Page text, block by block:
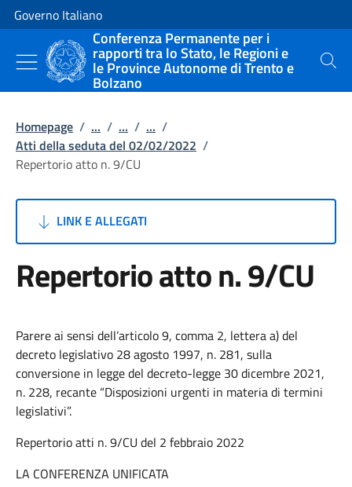
Vai al contenuto
Vai alla navigazione del sito
Governo Italiano
Conferenza Permanente per i
rapporti tra lo Stato, le Regioni e
le Province Autonome di Trento e
Bolzano
Cerca
Homepage / ... / ... / ... /
Atti della seduta del 02/02/2022 /
Repertorio atto n. 9/CU
LINK E ALLEGATI
Repertorio atto n. 9/CU
Parere ai sensi dell’articolo 9, comma 2, lettera a) del
decreto legislativo 28 agosto 1997, n. 281, sulla
conversione in legge del decreto-legge 30 dicembre 2021,
n. 228, recante “Disposizioni urgenti in materia di termini
legislativi”.
Repertorio atti n. 9/CU del 2 febbraio 2022
LA CONFERENZA UNIFICATA